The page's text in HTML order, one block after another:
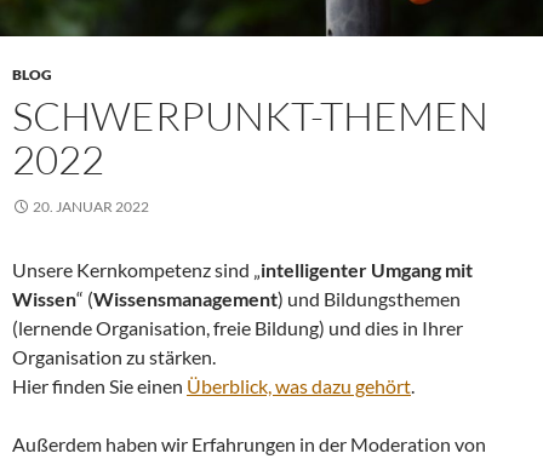
BLOG
SCHWERPUNKT-THEMEN
2022
20. JANUAR 2022
Unsere Kernkompetenz sind „ intelligenter Umgang mit
Wissen“ (Wissensmanagement) und Bildungsthemen
(lernende Organisation, freie Bildung) und dies in Ihrer
Organisation zu stärken.
Hier finden Sie einen Überblick, was dazu gehört
Außerdem haben wir Erfahrungen in der Moderation von